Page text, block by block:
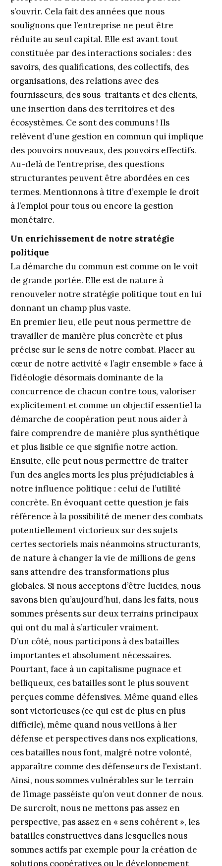
s’ouvrir. Cela fait des années que nous
soulignons que l’entreprise ne peut être
réduite au seul capital. Elle est avant tout
constituée par des interactions sociales : des
savoirs, des qualifications, des collectifs, des
organisations, des relations avec des
fournisseurs, des sous-traitants et des clients,
une insertion dans des territoires et des
écosystèmes. Ce sont des communs ! Ils
relèvent d’une gestion en commun qui implique
des pouvoirs nouveaux, des pouvoirs effectifs.
Au-delà de l’entreprise, des questions
structurantes peuvent être abordées en ces
termes. Mentionnons à titre d’exemple le droit
à l’emploi pour tous ou encore la gestion
monétaire.
Un enrichissement de notre stratégie
politique
La démarche du commun est comme on le voit
de grande portée. Elle est de nature à
renouveler notre stratégie politique tout en lui
donnant un champ plus vaste.
En premier lieu, elle peut nous permettre de
travailler de manière plus concrète et plus
précise sur le sens de notre combat. Placer au
cœur de notre activité « l’agir ensemble » face à
l’idéologie désormais dominante de la
concurrence de chacun contre tous, valoriser
explicitement et comme un objectif essentiel la
démarche de coopération peut nous aider à
faire comprendre de manière plus synthétique
et plus lisible ce que signifie notre action.
Ensuite, elle peut nous permettre de traiter
l’un des angles morts les plus préjudiciables à
notre influence politique : celui de l’utilité
concrète. En évoquant cette question je fais
référence à la possibilité de mener des combats
potentiellement victorieux sur des sujets
certes sectoriels mais néanmoins structurants,
de nature à changer la vie de millions de gens
sans attendre des transformations plus
globales. Si nous acceptons d’être lucides, nous
savons bien qu’aujourd’hui, dans les faits, nous
sommes présents sur deux terrains principaux
qui ont du mal à s’articuler vraiment.
D’un côté, nous participons à des batailles
importantes et absolument nécessaires.
Pourtant, face à un capitalisme pugnace et
belliqueux, ces batailles sont le plus souvent
perçues comme défensives. Même quand elles
sont victorieuses (ce qui est de plus en plus
difficile), même quand nous veillons à lier
défense et perspectives dans nos explications,
ces batailles nous font, malgré notre volonté,
apparaître comme des défenseurs de l’existant.
Ainsi, nous sommes vulnérables sur le terrain
de l’image passéiste qu’on veut donner de nous.
De surcroît, nous ne mettons pas assez en
perspective, pas assez en « sens cohérent », les
batailles constructives dans lesquelles nous
sommes actifs par exemple pour la création de
solutions coopératives ou le développement